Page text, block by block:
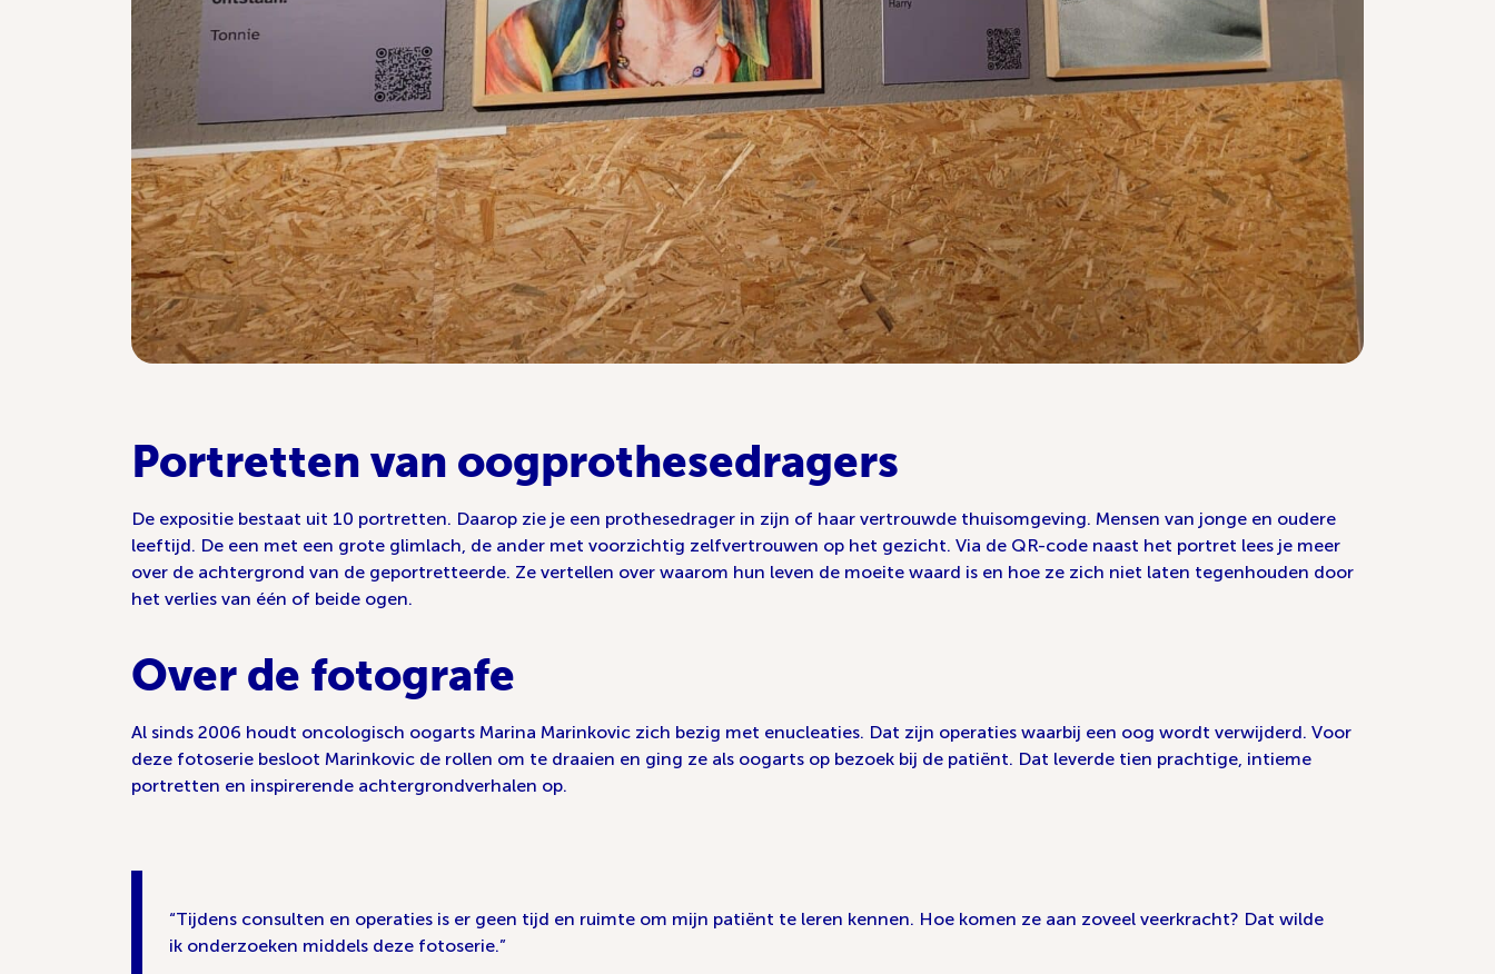
Portretten van oogprothesedragers
De expositie bestaat uit 10 portretten. Daarop zie je een prothesedrager in zijn of haar vertrouwde thuisomgeving. Mensen van jonge en oudere
leeftijd. De een met een grote glimlach, de ander met voorzichtig zelfvertrouwen op het gezicht. Via de QR-code naast het portret lees je meer
over de achtergrond van de geportretteerde. Ze vertellen over waarom hun leven de moeite waard is en hoe ze zich niet laten tegenhouden door
het verlies van één of beide ogen.
Over de fotografe
Al sinds 2006 houdt oncologisch oogarts Marina Marinkovic zich bezig met enucleaties. Dat zijn operaties waarbij een oog wordt verwijderd. Voor
deze fotoserie besloot Marinkovic de rollen om te draaien en ging ze als oogarts op bezoek bij de patiënt. Dat leverde tien prachtige, intieme
portretten en inspirerende achtergrondverhalen op.
Tijdens consulten en operaties is er geen tijd en ruimte om mijn patiënt te leren kennen. Hoe komen ze aan zoveel veerkracht? Dat wilde
ik onderzoeken middels deze fotoserie.